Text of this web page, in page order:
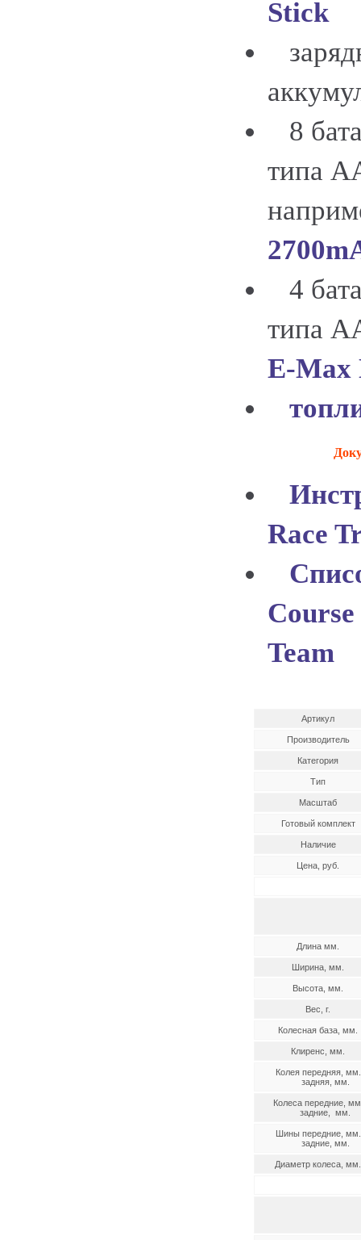
Stick
8
типа
4
типа
E-Max
Race
Team
Артикул
Производитель
Категория
Тип
Масштаб
Готовый комплект
Наличие
Цена, руб.
Длина мм.
Ширина, мм.
Высота, мм.
Вес, г.
Колесная база, мм.
Клиренс, мм.
Колея передняя, мм.
задняя, мм.
Колеса передние,
задние, мм.
Шины передние, мм.
задние, мм.
Диаметр колеса, мм.